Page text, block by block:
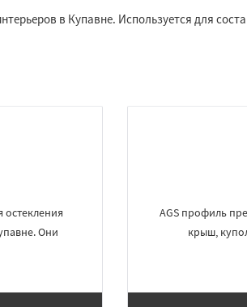
в Купавне. Используется для
Они
AGS профиль
крыш,